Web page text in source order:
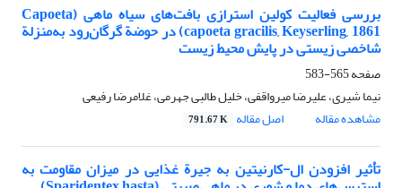
بررسی فعالیت کولین استرازی بافت‌های سیاه ماهی (Capoeta
capoeta gracilis, Keyserling, 1861) در حوضة گرگان‌رود به‌منزلة
شاخصی زیستی در پایش محیط زیست
صفحه565-583
نیما شیری، علیرضا میرواقفی، خلیل طالبی جهرمی، غلامرضا رفیعی
مشاهده مقاله
اصل مقاله 791.67 K
تأثیر افزودن ال-کارنیتین به جیرة غذایی در میزان مقاومت به